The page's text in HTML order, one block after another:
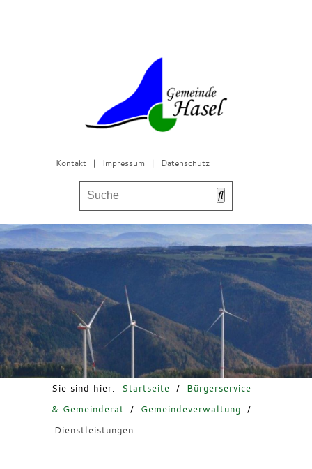
Kontakt | Impressum | Datenschutz
Bürgerservice & Gemeinderat
Leben in Hasel
Freizeit & Tourismus
Sie sind hier: Startseite /
Bürgerservice
& Gemeinderat
/ Gemeindeverwaltung
/
Dienstleistungen